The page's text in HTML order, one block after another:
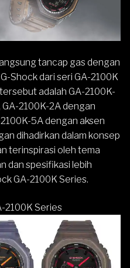
tancap gas dengan
G-Shockdari seri GA-2100K
adalah GA-2100K-
GA-2100K-2A dengan
5A dengan aksen
dihadirkan dalam konsep
terinspirasi oleh tema
dan spesifikasi lebih
GA-2100K Series.
2100K Series